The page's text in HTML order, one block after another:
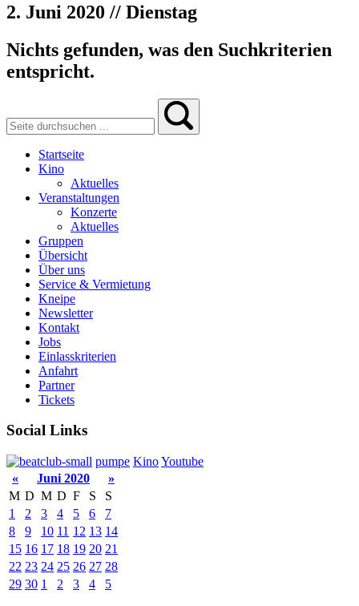
2. Juni 2020 // Dienstag
Nichts gefunden, was den Suchkriterien
entspricht.
Startseite
Kino
Aktuelles
Veranstaltungen
Konzerte
Aktuelles
Gruppen
Übersicht
Über uns
Service & Vermietung
Kneipe
Newsletter
Kontakt
Jobs
Einlasskriterien
Anfahrt
Partner
Tickets
Social Links
pumpe KinoYoutube
«
Juni 2020
»
M D M D F S
S
1
2 3 4 5 6
7
8
9 10 11 12 13 14
15 16 17 18 19 20 21
22 23 24 25 26 27 28
29 30 1 2 3 4 5